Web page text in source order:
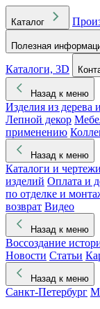
Каталог
Полезная
Каталоги, 3D
Назад к меню
Изделия из
Лепной декор
применению
Назад к меню
Каталоги и чертежи
изделий Оплата и
по отделке и
возврат Видео
Назад к меню
Воссоздание
Новости Статьи
Назад к меню
Санкт-Петербург